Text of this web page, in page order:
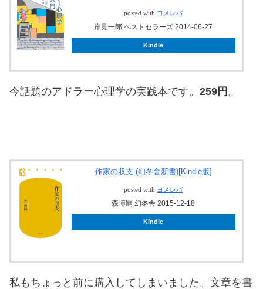
posted with ヨメレバ
岸見一郎 ベストセラーズ 2014-06-27
Kindle
今話題のアドラー心理学の実践本です。 259円 。
作家の収支 (幻冬舎新書)[Kindle版]
posted with ヨメレバ
森博嗣 幻冬舎 2015-12-18
Kindle
私もちょっと前に購入してしまいました。文章を書